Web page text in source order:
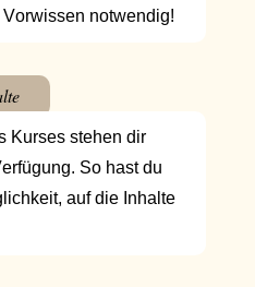
notwendig!
Kurses stehen dir
So hast du
auf die Inhalte